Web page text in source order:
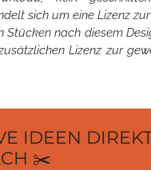
sich um eine Lizenz
Stücken nach diesem
Lizenz zur
IDEEN
✂️